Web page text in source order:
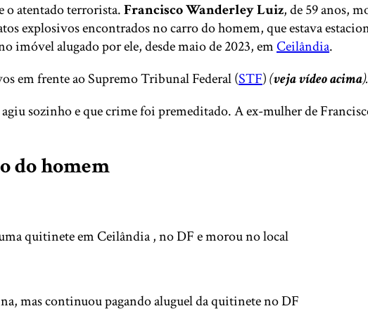
o atentado terrorista.Francisco Wanderley Luiz, de 59 anos,
explosivos encontrados no carro do homem, que estava
imóvel alugado por ele, desde maio de 2023, emCeilândia.
em frente ao Supremo Tribunal Federal (STF)(veja vídeo acima).
sozinho e que crime foi premeditado. A ex-mulher de
do homem
quitinete em Ceilândia , no DF e morou no local
mas continuou pagando aluguel da quitinete no DF